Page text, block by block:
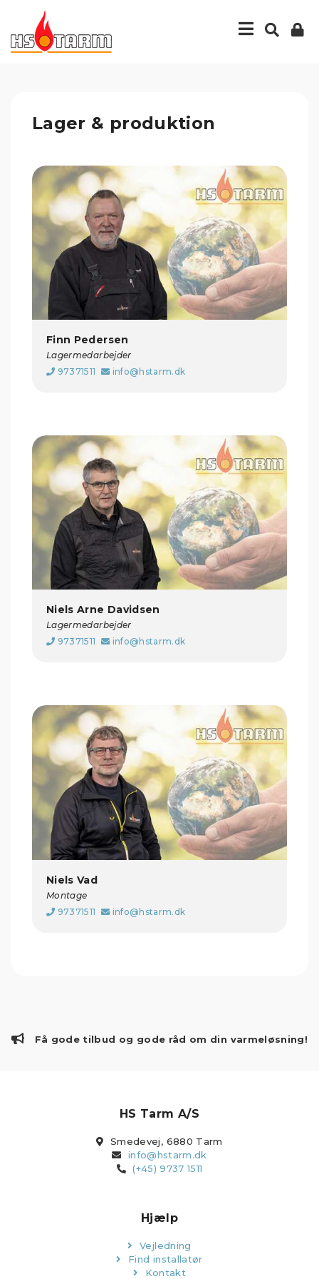
Lager & produktion
Finn Pedersen
Lagermedarbejder
97371511
info@hstarm.dk
Niels Arne Davidsen
Lagermedarbejder
97371511
info@hstarm.dk
Niels Vad
Montage
97371511
info@hstarm.dk
Få gode tilbud og gode råd om din varmeløsning!
HS Tarm A/S
Smedevej, 6880 Tarm
info@hstarm.dk
(+45) 9737 1511
Hjælp
Vejledning
Find installatør
Kontakt